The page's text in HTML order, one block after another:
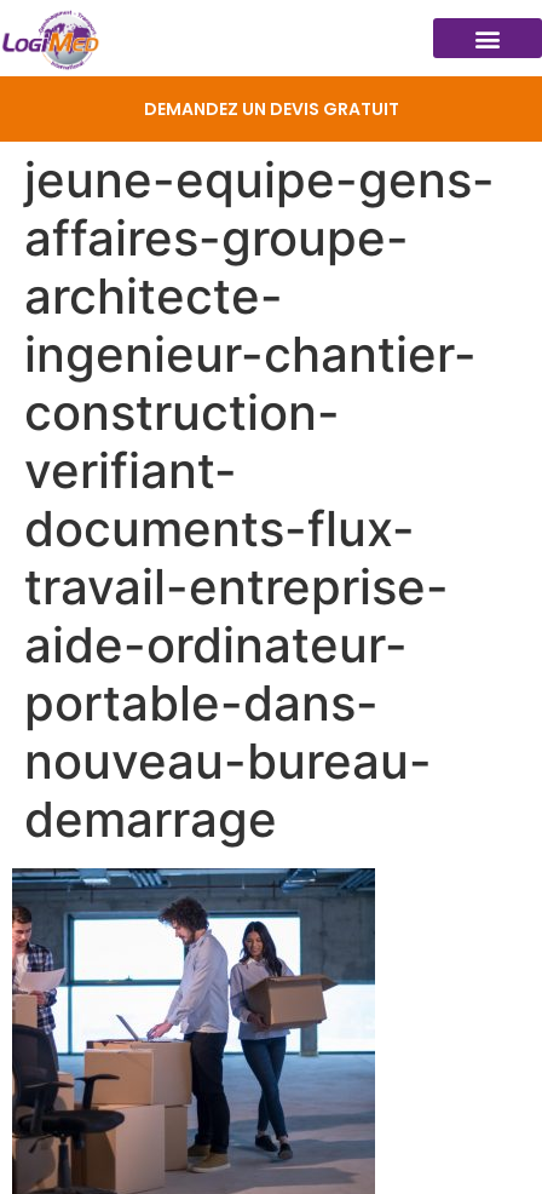
DEMANDEZ UN DEVIS GRATUIT
jeune-equipe-gens-
affaires-groupe-
architecte-
ingenieur-chantier-
construction-
verifiant-
documents-flux-
travail-entreprise-
aide-ordinateur-
portable-dans-
nouveau-bureau-
demarrage